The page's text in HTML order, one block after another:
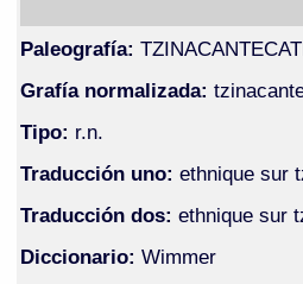
Paleografía:
Grafía normalizada:
Tipo: r.n.
Traducción uno: ethnique sur
Traducción dos: ethnique sur
Diccionario: Wimmer